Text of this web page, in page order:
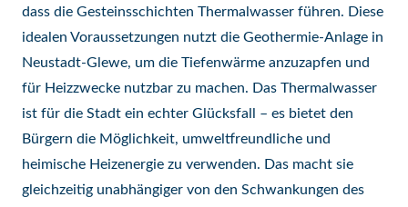
dass die Gesteinsschichten Thermalwasser führen. Diese
idealen Voraussetzungen nutzt die Geothermie-Anlage in
Neustadt-Glewe, um die Tiefenwärme anzuzapfen und
für Heizzwecke nutzbar zu machen. Das Thermalwasser
ist für die Stadt ein echter Glücksfall – es bietet den
Bürgern die Möglichkeit, umweltfreundliche und
heimische Heizenergie zu verwenden. Das macht sie
gleichzeitig unabhängiger von den Schwankungen des